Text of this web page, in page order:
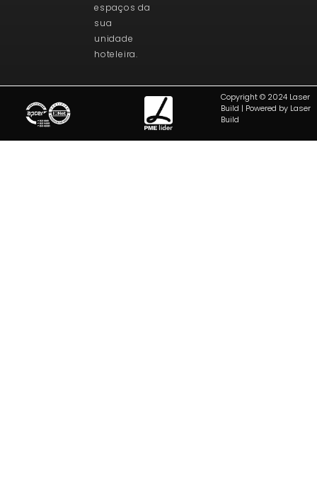
espaços da
sua
unidade
hoteleira.
Copyright © 2024 Laser
Build | Powered by Laser
Build